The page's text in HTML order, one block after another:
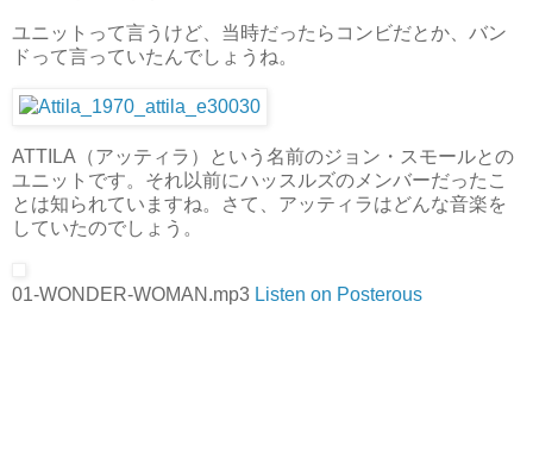
ユニットって言うけど、当時だったらコンビだとか、バン
ドって言っていたんでしょうね。
ATTILA（アッティラ）という名前のジョン・スモールとの
ユニットです。それ以前にハッスルズのメンバーだったこ
とは知られていますね。さて、アッティラはどんな音楽を
していたのでしょう。
01-WONDER-WOMAN.mp3 Listen on Posterous